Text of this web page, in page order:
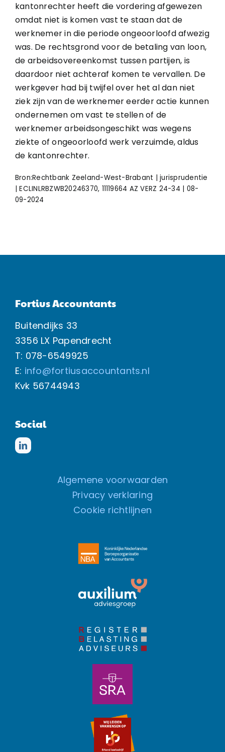
kantonrechter heeft die vordering afgewezen
omdat niet is komen vast te staan dat de
werknemer in die periode ongeoorloofd afwezig
was. De rechtsgrond voor de betaling van loon,
de arbeidsovereenkomst tussen partijen, is
daardoor niet achteraf komen te vervallen. De
werkgever had bij twijfel over het al dan niet
ziek zijn van de werknemer eerder actie kunnen
ondernemen om vast te stellen of de
werknemer arbeidsongeschikt was wegens
ziekte of ongeoorloofd werk verzuimde, aldus
de kantonrechter.
Bron:Rechtbank Zeeland-West-Brabant | jurisprudentie
| ECLINLRBZWB20246370, 11119664 AZ VERZ 24-34 | 08-
09-2024
Fortius Accountants
Buitendijks 33
3356 LX Papendrecht
T: 078-6549925
E: info@fortiusaccountants.nl
Kvk 56744943
Social
Algemene voorwaarden
Privacy verklaring
Cookie richtlijnen